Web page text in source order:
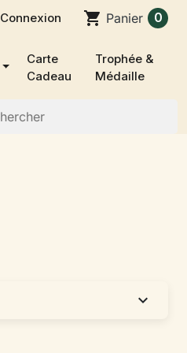
Connexion shopping_cart Panier 0
Carte
Cadeau
Trophée &
Médaille
expand_more